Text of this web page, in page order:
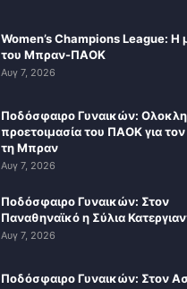
Women’s Champions League: Η
του Μπραν-ΠΑΟΚ
Αυγ 7, 2026
Ποδόσφαιρο Γυναικών:
προετοιμασία του ΠΑΟΚ για
τη Μπραν
Αυγ 7, 2026
Ποδόσφαιρο Γυναικών: Στον
Παναθηναϊκό η Σύλια
Αυγ 7, 2026
Ποδόσφαιρο Γυναικών: Στον